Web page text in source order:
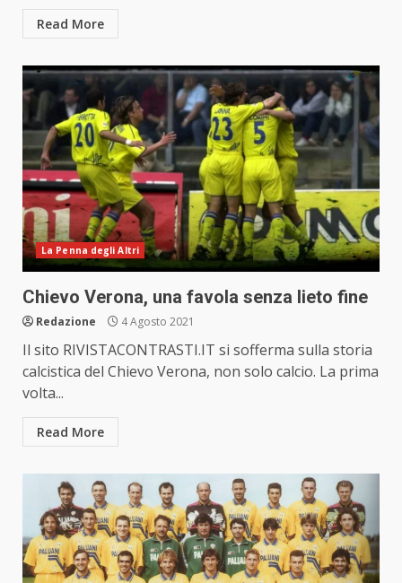
Read More
La Penna degli Altri
Chievo Verona, una favola senza lieto fine
Redazione 4 Agosto 2021
Il sito RIVISTACONTRASTI.IT si sofferma sulla storia
calcistica del Chievo Verona, non solo calcio. La prima
volta...
Read More